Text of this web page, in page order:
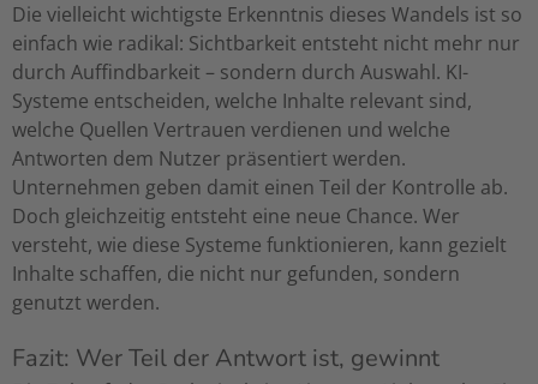
Die vielleicht wichtigste Erkenntnis dieses Wandels ist so
einfach wie radikal: Sichtbarkeit entsteht nicht mehr nur
durch Auffindbarkeit – sondern durch Auswahl. KI-
Systeme entscheiden, welche Inhalte relevant sind,
welche Quellen Vertrauen verdienen und welche
Antworten dem Nutzer präsentiert werden.
Unternehmen geben damit einen Teil der Kontrolle ab.
Doch gleichzeitig entsteht eine neue Chance. Wer
versteht, wie diese Systeme funktionieren, kann gezielt
Inhalte schaffen, die nicht nur gefunden, sondern
genutzt werden.
Fazit: Wer Teil der Antwort ist, gewinnt